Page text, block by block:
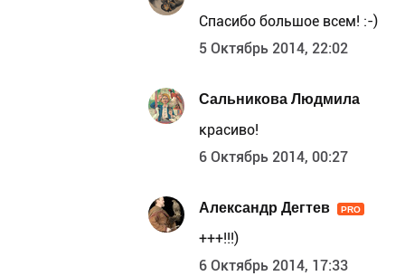
Спасибо большое всем! :-)
5 Октябрь 2014, 22:02
Сальникова Людмила
красиво!
6 Октябрь 2014, 00:27
Александр Дегтев PRO
+++!!!)
6 Октябрь 2014, 17:33